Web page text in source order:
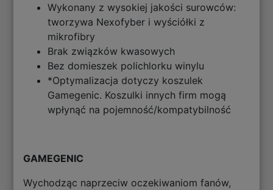
Wykonany z wysokiej jakości surowców:
tworzywa Nexofyber i wyściółki z
mikrofibry
Brak związków kwasowych
Bez domieszek polichlorku winylu
*Optymalizacja dotyczy koszulek
Gamegenic. Koszulki innych firm mogą
wpłynąć na pojemność/kompatybilność
GAMEGENIC
Wychodząc naprzeciw oczekiwaniom fanów,